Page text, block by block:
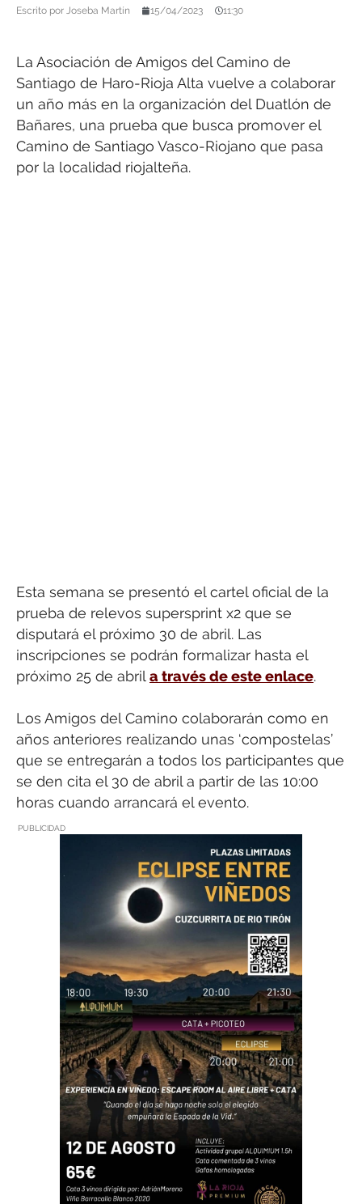
Escrito por Joseba Martín 15/04/2023 11:30
La Asociación de Amigos del Camino de
Santiago de Haro-Rioja Alta vuelve a colaborar
un año más en la organización del Duatlón de
Bañares, una prueba que busca promover el
Camino de Santiago Vasco-Riojano que pasa
por la localidad riojalteña.
Esta semana se presentó el cartel oficial de la
prueba de relevos supersprint x2 que se
disputará el próximo 30 de abril. Las
inscripciones se podrán formalizar hasta el
próximo 25 de abril a través de este enlace.
Los Amigos del Camino colaborarán como en
años anteriores realizando unas ‘compostelas’
que se entregarán a todos los participantes que
se den cita el 30 de abril a partir de las 10:00
horas cuando arrancará el evento.
PUBLICIDAD